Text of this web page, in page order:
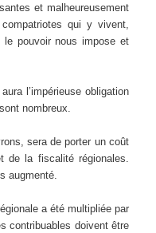
et malheureusement
qui y vivent,
pouvoir nous impose et
l’impérieuse obligation
nombreux.
sera de porter un coût
de la fiscalité régionales.
augmenté.
a été multipliée par
contribuables doivent être